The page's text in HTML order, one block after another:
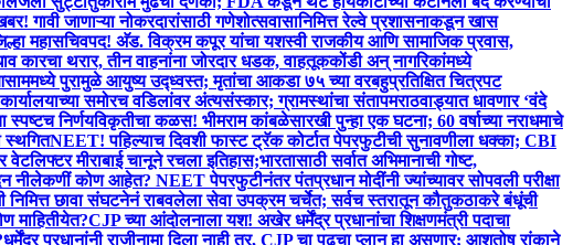
गावी जाणाऱ्या नोकरदारांसाठी गणेशोत्सवासानिमित्त रेल्वे प्रशासनाकडून खास
महासचिवपद! अ‍ॅड. विक्रम कपूर यांचा यशस्वी राजकीय आणि सामाजिक प्रवास,
कारचा थरार, तीन वाहनांना जोरदार धडक, वाहतूककोंडी अन् नागरिकांमध्ये
पुरामुळे आयुष्य उद्ध्वस्त; मृतांचा आकडा ७५ च्या वरबहुप्रतिक्षित चित्रपट
समोरच वडिलांवर अंत्यसंस्कार; ग्रामस्थांचा संतापमराठवाड्यात धावणार ‘वंदे
स्पष्टच निर्णयविकृतीचा कळस! भीमराम कांबळेसारखी पुन्हा एक घटना; 60 वर्षाच्या नराधमाचे
स्थगितNEET! पहिल्याच दिवशी फास्ट ट्रॅक कोर्टात पेपरफुटीची सुनावणीला धक्का; CBI
वेटलिफ्टर मीराबाई चानूने रचला इतिहास;भारतासाठी सर्वात अभिमानाची गोष्ट,
नीलेकणीं कोण आहेत? NEET पेपरफुटीनंतर पंतप्रधान मोदींनी ज्यांच्यावर सोपवली परीक्षा
निमित्त छावा संघटनेनं राबवलेला सेवा उपक्रम चर्चेत; सर्वच स्तरातून कौतुकठाकरे बंधूंची
माहितीयेत?CJP च्या आंदोलनाला यश! अखेर धर्मेंद्र प्रधानांचा शिक्षणमंत्री पदाचा
धर्मेंद्र प्रधानांनी राजीनामा दिला नाही तर, CJP चा पुढचा प्लान हा असणार; आशुतोष रांकाने